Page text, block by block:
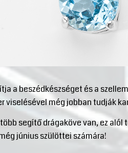
a beszédkészséget és a
viselésével még jobban tudják
segítő drágaköve van, ez alól
június szülöttei számára!